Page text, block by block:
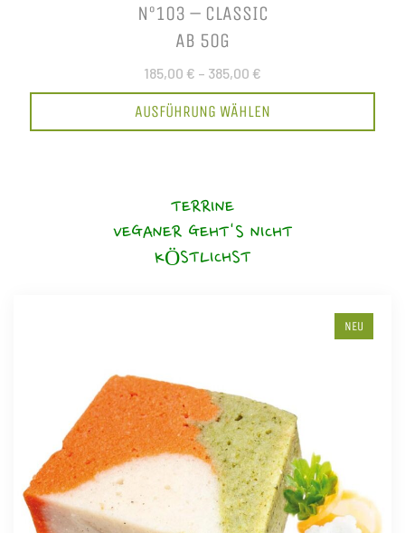
N°103 – CLASSIC
AB 50G
185,00 € – 385,00 €
AUSFÜHRUNG WÄHLEN
TERRINE
VEGANER GEHT'S NICHT
KÖSTLICHST
NEU